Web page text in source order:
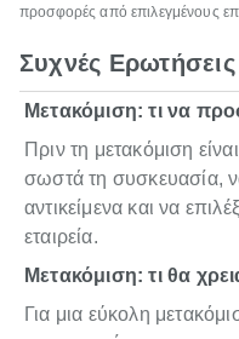
προσφορές από επιλεγμένους
Συχνές Ερωτήσεις
Μετακόμιση: τι να
Πριν τη μετακόμιση
σωστά τη συσκευασία,
αντικείμενα και να
εταιρεία.
Μετακόμιση: τι θα
Για μια εύκολη